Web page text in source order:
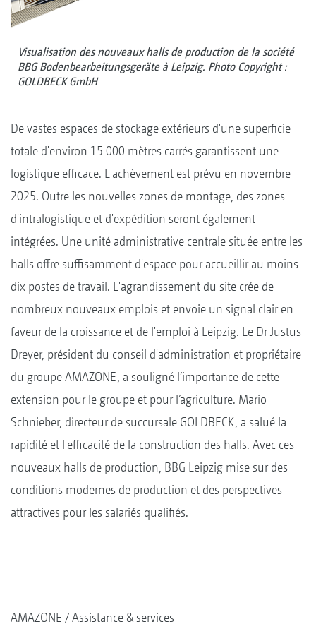
Visualisation des nouveaux halls de production de la société
BBG Bodenbearbeitungsgeräte à Leipzig. Photo Copyright :
GOLDBECK GmbH
De vastes espaces de stockage extérieurs d'une superficie
totale d'environ 15 000 mètres carrés garantissent une
logistique efficace. L'achèvement est prévu en novembre
2025. Outre les nouvelles zones de montage, des zones
d'intralogistique et d'expédition seront également
intégrées. Une unité administrative centrale située entre les
halls offre suffisamment d'espace pour accueillir au moins
dix postes de travail. L'agrandissement du site crée de
nombreux nouveaux emplois et envoie un signal clair en
faveur de la croissance et de l'emploi à Leipzig. Le Dr Justus
Dreyer, président du conseil d'administration et propriétaire
du groupe AMAZONE, a souligné l’importance de cette
extension pour le groupe et pour l’agriculture. Mario
Schnieber, directeur de succursale GOLDBECK, a salué la
rapidité et l'efficacité de la construction des halls. Avec ces
nouveaux halls de production, BBG Leipzig mise sur des
conditions modernes de production et des perspectives
attractives pour les salariés qualifiés.
AMAZONE Assistance & services